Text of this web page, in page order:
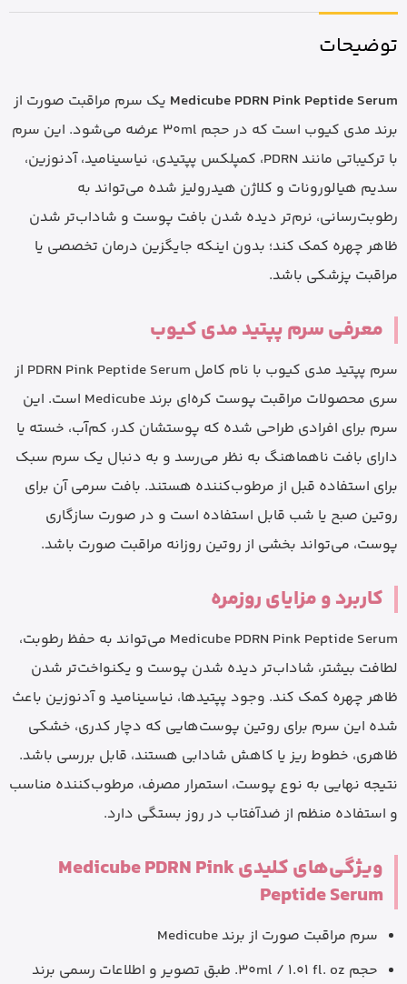
توضیحات
Medicube PDRN Pink Peptide Serum یک سرم مراقبت صورت از
برند مدی کیوب است که در حجم 30ml عرضه می‌شود. این سرم
با ترکیباتی مانند PDRN، کمپلکس پپتیدی، نیاسینامید، آدنوزین،
سدیم هیالورونات و کلاژن هیدرولیز شده می‌تواند به
رطوبت‌رسانی، نرم‌تر دیده شدن بافت پوست و شاداب‌تر شدن
ظاهر چهره کمک کند؛ بدون اینکه جایگزین درمان تخصصی یا
مراقبت پزشکی باشد.
معرفی سرم پپتید مدی کیوب
سرم پپتید مدی کیوب با نام کامل PDRN Pink Peptide Serum از
سری محصولات مراقبت پوست کره‌ای برند Medicube است. این
سرم برای افرادی طراحی شده که پوستشان کدر، کم‌آب، خسته یا
دارای بافت ناهماهنگ به نظر می‌رسد و به دنبال یک سرم سبک
برای استفاده قبل از مرطوب‌کننده هستند. بافت سرمی آن برای
روتین صبح یا شب قابل استفاده است و در صورت سازگاری
پوست، می‌تواند بخشی از روتین روزانه مراقبت صورت باشد.
کاربرد و مزایای روزمره
Medicube PDRN Pink Peptide Serum می‌تواند به حفظ رطوبت،
لطافت بیشتر، شاداب‌تر دیده شدن پوست و یکنواخت‌تر شدن
ظاهر چهره کمک کند. وجود پپتیدها، نیاسینامید و آدنوزین باعث
شده این سرم برای روتین پوست‌هایی که دچار کدری، خشکی
ظاهری، خطوط ریز یا کاهش شادابی هستند، قابل بررسی باشد.
نتیجه نهایی به نوع پوست، استمرار مصرف، مرطوب‌کننده مناسب
و استفاده منظم از ضدآفتاب در روز بستگی دارد.
ویژگی‌های کلیدی Medicube PDRN Pink
Peptide Serum
سرم مراقبت صورت از برند Medicube
حجم 30ml / 1.01 fl. oz. طبق تصویر و اطلاعات رسمی برند